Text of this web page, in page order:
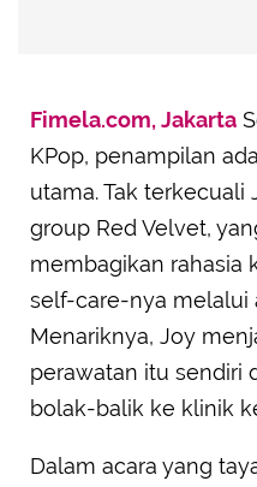
Fimela.com, Jakarta
KPop, penampilan
utama. Tak terkecuali
group Red Velvet,
membagikan rahasia
self-care-nya melalui
Menariknya, Joy
perawatan itu sendiri
bolak-balik ke klinik
Dalam acara yang